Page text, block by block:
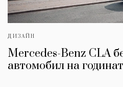
ДИЗАЙН
Mercedes-Benz CLA
автомобил на